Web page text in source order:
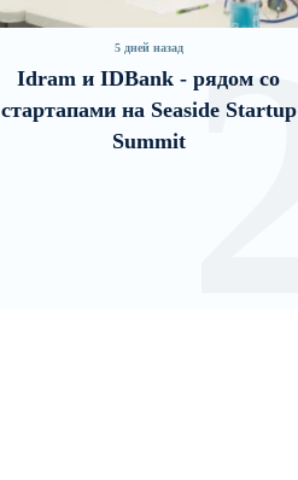
5 дней назад
Idram и IDBank - рядом со
стартапами на Seaside Startup
Summit2